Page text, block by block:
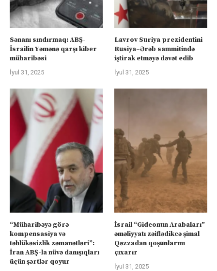
Sənanı sındırmaq: ABŞ-
İsrailin Yəmənə qarşı kiber
müharibəsi
İyul 31, 2025
Lavrov Suriya prezidentini
Rusiya–Ərəb sammitində
iştirak etməyə dəvət edib
İyul 31, 2025
“Müharibəyə görə
kompensasiya və
təhlükəsizlik zəmanətləri”:
İran ABŞ-la nüvə danışıqları
üçün şərtlər qoyur
İsrail “Gideonun Arabaları”
əməliyyatı zəiflədikcə şimal
Qəzzadan qoşunlarını
çıxarır
İyul 31, 2025